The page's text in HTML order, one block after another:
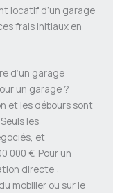
locatif d’un garage
frais initiaux en
d’un garage
un garage ?
et les débours sont
les
et
000 €. Pour un
directe :
mobilier ou sur le